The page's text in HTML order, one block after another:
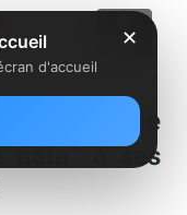
annonce
à ses
✕
d'accueil